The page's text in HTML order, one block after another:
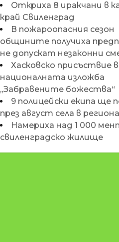
Откриха 8 иракчани в
край Свиленград
В пожароопасния сезон
общините получиха
не допускат незаконни
Хасковско присъствие в
националната изложба
„Забравените божества“
9 полицейски екипа ще
през август села в региона
Намериха над 1 000
свиленградско жилище